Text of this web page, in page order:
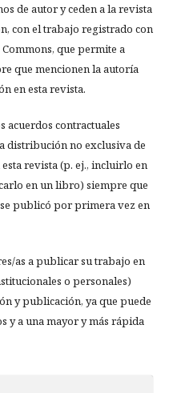
de autor y ceden a la revista
con el trabajo registrado con
que permite a
que mencionen la autoría
en esta revista.
acuerdos contractuales
distribución no exclusiva de
revista (p. ej., incluirlo en
en un libro) siempre que
publicó por primera vez en
as a publicar su trabajo en
o personales)
y publicación, ya que puede
y a una mayor y más rápida